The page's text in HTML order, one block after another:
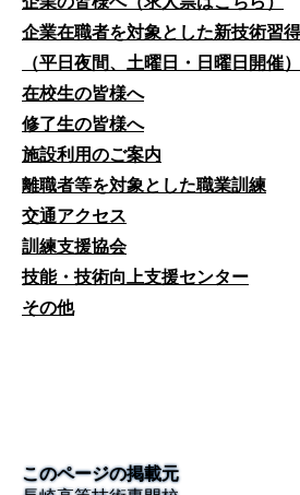
企業在職者を対象とした新技術習
（平日夜間、土曜日・日曜日開催）
在校生の皆様へ
修了生の皆様へ
施設利用のご案内
離職者等を対象とした職業訓練
交通アクセス
訓練支援協会
技能・技術向上支援センター
その他
このページの掲載元